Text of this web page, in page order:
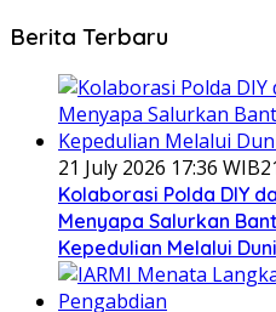
Berita Terbaru
21 July 2026 17:36 WIB
Kolaborasi Polda DIY
Menyapa Salurkan
Kepedulian Melalui